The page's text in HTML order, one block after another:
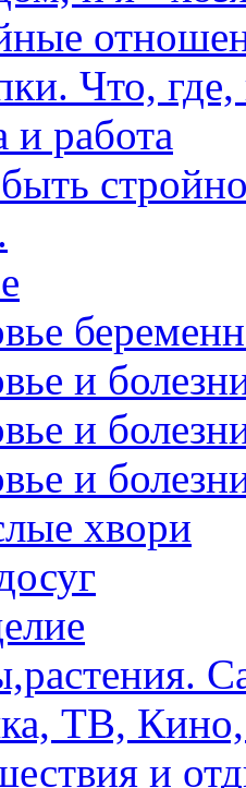
Что, где,
и работа
и
и
и
хвори
ТВ,
и